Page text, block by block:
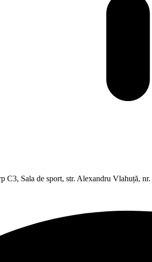
C3, Sala de sport, str. Alexandru Vlahuță,